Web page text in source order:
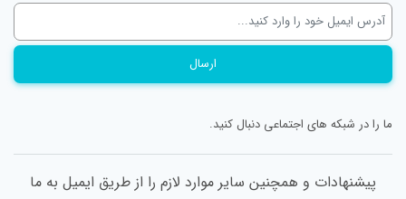
ما را در شبکه های اجتماعی دنبال کنید.
پیشنهادات و همچنین سایر موارد لازم را از طریق ایمیل به ما